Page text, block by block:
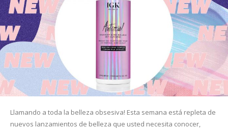
Llamando a toda la belleza obsesiva! Esta semana está repleta de
nuevos lanzamientos de belleza que usted necesita conocer,